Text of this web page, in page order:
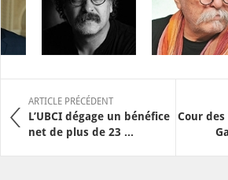
ARTICLE PRÉCÉDENT
L’UBCI dégage un bénéfice
net de plus de 23 ...
Cour des